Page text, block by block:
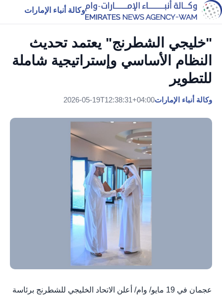
وكالة أنباء الإمارات
"خليجي الشطرنج" يعتمد تحديث
النظام الأساسي وإستراتيجية شاملة
للتطوير
وكالة أنباء الإمارات2026-05-19T12:38:31+04:00
عجمان في 19 مايو/ وام/ أعلن الاتحاد الخليجي للشطرنج برئاسة